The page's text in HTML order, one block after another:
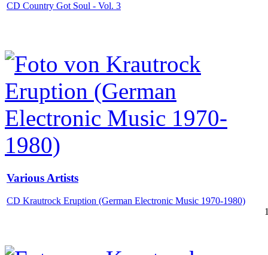
CD Country Got Soul - Vol. 3
Various Artists
CD Krautrock Eruption (German Electronic Music 1970-1980)